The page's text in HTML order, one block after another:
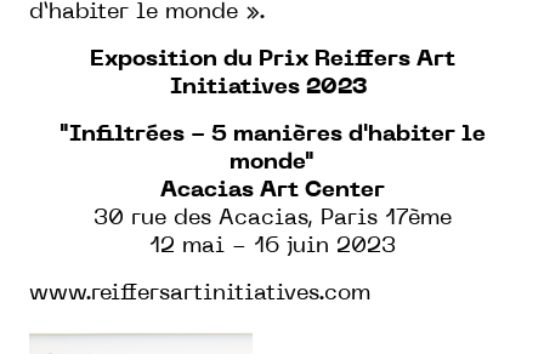
d’habiter le monde ».
Exposition du Prix Reiffers Art
Initiatives 2023
"Infiltrées - 5 manières d'habiter le
monde"
Acacias Art Center
30 rue des Acacias, Paris 17ème
12 mai - 16 juin 2023
www.reiffersartinitiatives.com